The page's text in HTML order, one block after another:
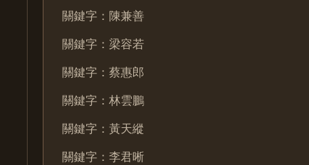
關鍵字：陳兼善
關鍵字：梁容若
關鍵字：蔡惠郎
關鍵字：林雲鵬
關鍵字：黃天縱
關鍵字：李君晰